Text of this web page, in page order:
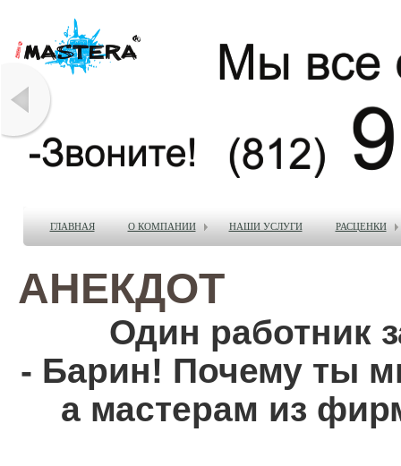
ГЛАВНАЯ О КОМПАНИИ НАШИ УСЛУГИ РАСЦЕНКИ
АНЕКДОТ
Один работник
- Барин! Почему ты
а мастерам из